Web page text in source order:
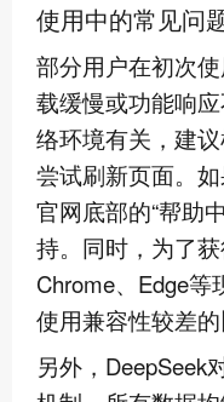
使用中的常见问
部分用户在初次
载缓慢或功能响
络环境有关，建
尝试刷新页面。
官网底部的“帮助
持。同时，为了
Chrome、Edge
使用兼容性较差的
另外，DeepSeek